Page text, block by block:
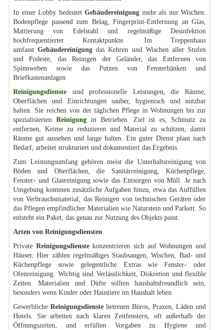
In einer Lobby bedeutet Gebäudereinigung mehr als nur Wischen:
Bodenpflege passend zum Belag, Fingerprint-Entfernung an Glas,
Mattierung von Edelstahl und regelmäßige Desinfektion
hochfrequentierter Kontaktpunkte. Im Treppenhaus
umfasstGebäudereinigung das Kehren und Wischen aller Stufen
und Podeste, das Reinigen der Geländer, das Entfernen von
Spinnweben sowie das Putzen von Fensterbänken und
Briefkastenanlagen
Reinigungsdienste sind professionelle Leistungen, die Räume,
Oberflächen und Einrichtungen sauber, hygienisch und nutzbar
halten. Sie reichen von der täglichen Pflege in Wohnungen bis zur
spezialisierten Reinigungin Betrieben. Ziel ist es, Schmutz zu
entfernen, Keime zu reduzieren und Material zu schützen, damit
Räume gut aussehen und lange halten. Ein guter Dienst plant nach
Bedarf, arbeitet strukturiert und dokumentiert das Ergebnis.
Zum Leistungsumfang gehören meist die Unterhaltsreinigung von
Böden und Oberflächen, die Sanitärreinigung, Küchenpflege,
Fenster- und Glasreinigung sowie das Entsorgen von Müll. Je nach
Umgebung kommen zusätzliche Aufgaben hinzu, etwa das Auffüllen
von Verbrauchsmaterial, das Reinigen von technischen Geräten oder
das Pflegen empfindlicher Materialien wie Naturstein und Parkett. So
entsteht ein Paket, das genau zur Nutzung des Objekts passt.
Arten von Reinigungsdiensten
Private Reinigungsdienstekonzentrieren sich auf Wohnungen und
Häuser. Hier zählen regelmäßiges Staubsaugen, Wischen, Bad- und
Küchenpflege sowie gelegentliche Extras wie Fenster- oder
Ofenreinigung. Wichtig sind Verlässlichkeit, Diskretion und flexible
Zeiten. Materialien und Düfte sollten haushaltsfreundlich sein,
besonders wenn Kinder oder Haustiere im Haushalt leben.
Gewerbliche Reinigungsdienste betreuen Büros, Praxen, Läden und
Hotels. Sie arbeiten nach klaren Zeitfenstern, oft außerhalb der
Öffnungszeiten, und erfüllen Vorgaben zu Hygiene und